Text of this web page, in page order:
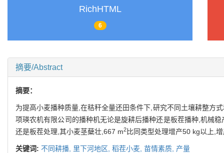
RichHTML
6
摘要/Abstract
摘要：
为提高小麦播种质量,在秸秆全量还田条件下,研究不同土壤耕整方
项瑛农机有限公司的播种机无论是旋耕后播种还是板茬播种,机械
还是板茬处理,其小麦茎蘖壮,667 m2 比同类型处理增产50 kg以上,
关键词: 不同耕播, 里下河地区, 稻茬小麦, 苗情素质, 产量